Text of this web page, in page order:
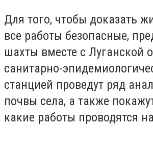
Для того, чтобы доказать
все работы безопасные,
шахты вместе с Луганской
санитарно-
станцией проведут ряд
почвы села, а также
какие работы проводятся